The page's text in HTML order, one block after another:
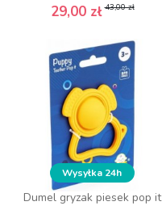
29,00 złCena podstawowa
43,00 zł
Cena
DO KOSZYKA
29,00 złCena podstawowa
43,00 zł
Cena
Wysyłka 24h
Dumel gryzak piesek pop it
Wysyłka 24h
Dumel gryzak piesek pop it